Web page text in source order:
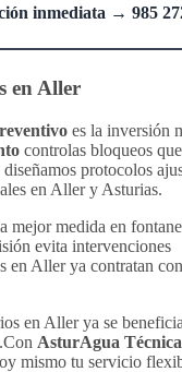
inmediata → 985
en Aller
es la inversión
controlas bloqueos
diseñamos protocolos
en Aller y Asturias.
mejor medida en
evita intervenciones
en Aller ya contratan con
en Aller ya se
AsturAgua Técnica
mismo tu servicio